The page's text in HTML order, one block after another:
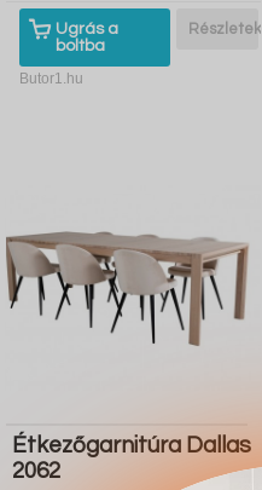
Ugrás a
boltba
Részletek
Butor1.hu
Étkezőgarnitúra Dallas
2062